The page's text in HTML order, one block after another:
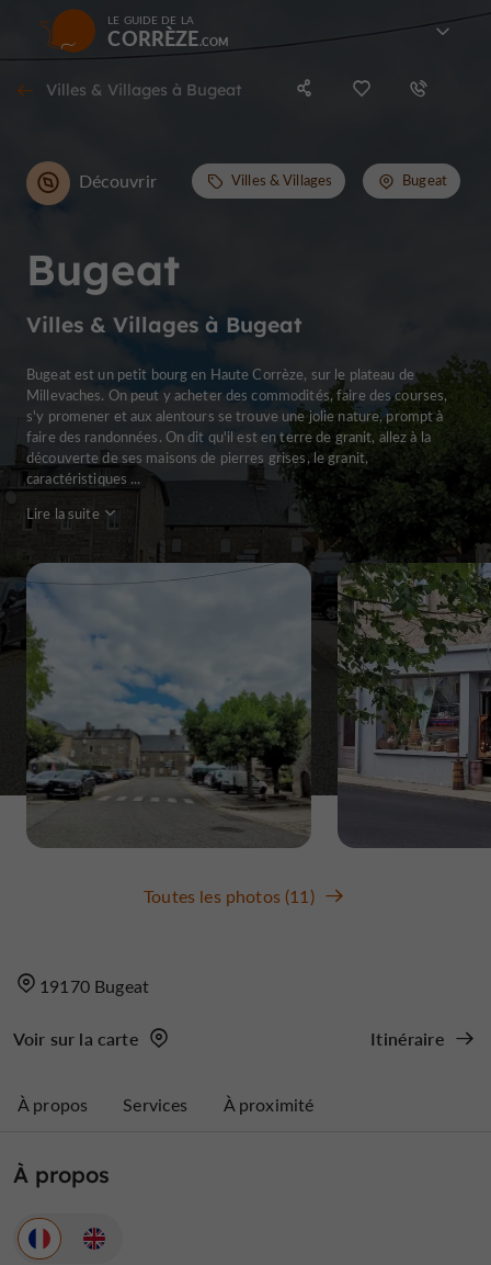
LE GUIDE DE LA
CORRÈZE
Villes & Villages à Bugeat
Bugeat
Villes & Villages à Bugeat
Découvrir Villes & Villages Bugeat
Bugeat est un petit bourg en Haute Corrèze, sur le plateau de
Millevaches. On peut y acheter des commodités, faire des courses,
s'y promener et aux alentours se trouve une jolie nature, prompt à
faire des randonnées. On dit qu'il est en terre de granit, allez à la
découverte de ses maisons de pierres grises, le granit,
caractéristiques ...
Lire la suite
Toutes les photos (11)
19170 Bugeat
Voir sur la carte Itinéraire
À propos Services À proximité
À propos